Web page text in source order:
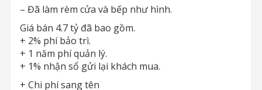
– Đã làm rèm cửa và bếp như hình.
Giá bán 4.7 tỷ đã bao gồm.
+ 2% phí bảo trì.
+ 1 năm phí quản lý.
+ 1% nhận sổ gửi lại khách mua.
+ Chi phí sang tên